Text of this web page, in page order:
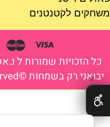
משחקים לקטנטנים
כל הזכויות שמורות ל
יבואני רק בשמחות ©All Rights reserved
✕